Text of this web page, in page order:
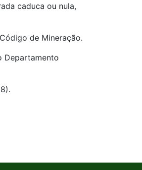
caduca ou nula,
de Mineração.
Departamento